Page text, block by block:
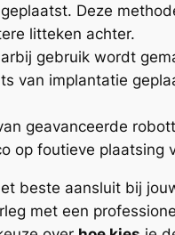
Deze
litteken achter.
gebruik wordt
van implantatie
geavanceerde
op foutieve plaatsing
beste aansluit bij
met een